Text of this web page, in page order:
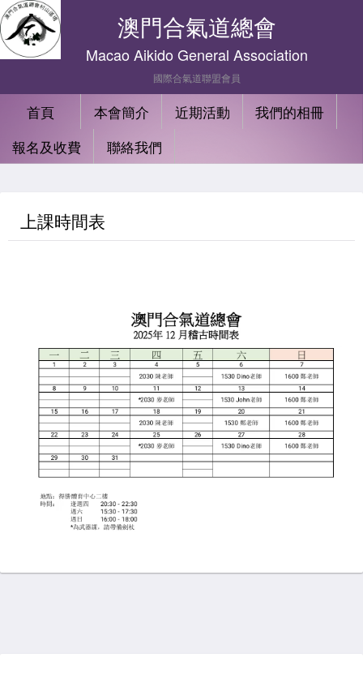
澳門合氣道總會
Macao Aikido General Association
國際合氣道聯盟會員
首頁 本會簡介 近期活動
我們的相冊
報名及收費
聯絡我們
上課時間表